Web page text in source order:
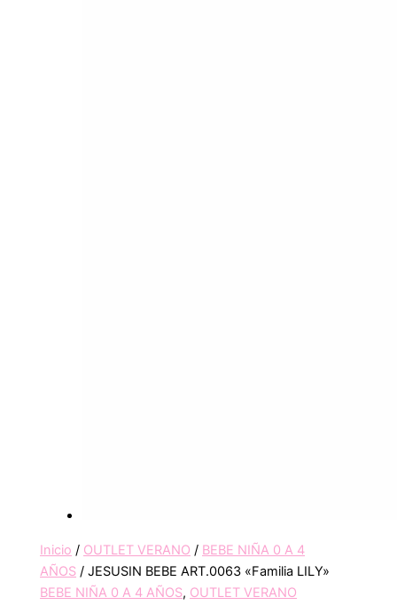
Inicio / OUTLET VERANO / BEBE NIÑA 0 A 4
AÑOS / JESUSIN BEBE ART.0063 «Familia LILY»
BEBE NIÑA 0 A 4 AÑOS, OUTLET VERANO